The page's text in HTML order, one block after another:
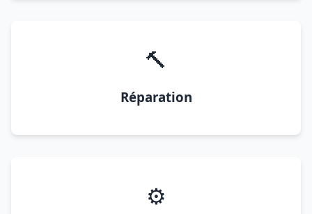
🔨
Réparation
⚙️